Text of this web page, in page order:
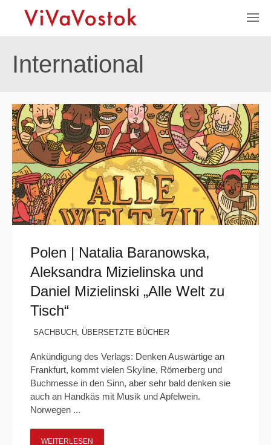
International
Polen | Natalia Baranowska,
Aleksandra Mizielinska und
Daniel Mizielinski „Alle Welt zu
Tisch“
SACHBUCH , ÜBERSETZTE BÜCHER
Ankündigung des Verlags: Denken Auswärtige an
Frankfurt, kommt vielen Skyline, Römerberg und
Buchmesse in den Sinn, aber sehr bald denken sie
auch an Handkäs mit Musik und Apfelwein.
Norwegen ...
WEITERLESEN